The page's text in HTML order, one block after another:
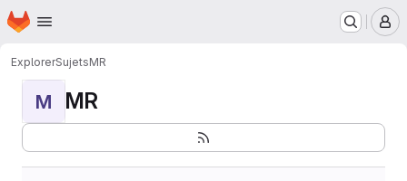
Passer au contenu principal
Page d'accueil
ExplorerSujetsMR
M MR